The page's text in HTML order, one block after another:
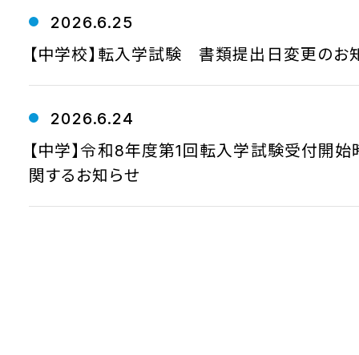
2026.6.25
【中学校】転入学試験 書類提出日変更のお
2026.6.24
【中学】令和8年度第1回転入学試験受付開
関するお知らせ